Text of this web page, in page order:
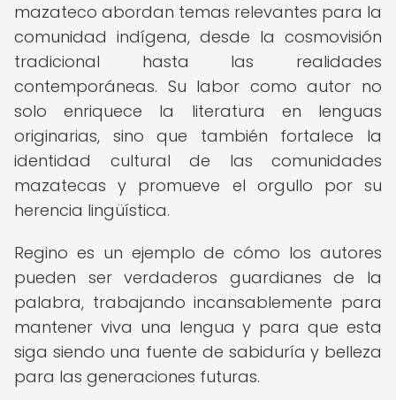
mazateco abordan temas relevantes para la
comunidad indígena, desde la cosmovisión
tradicional hasta las realidades
contemporáneas. Su labor como autor no
solo enriquece la literatura en lenguas
originarias, sino que también fortalece la
identidad cultural de las comunidades
mazatecas y promueve el orgullo por su
herencia lingüística.
Regino es un ejemplo de cómo los autores
pueden ser verdaderos guardianes de la
palabra, trabajando incansablemente para
mantener viva una lengua y para que esta
siga siendo una fuente de sabiduría y belleza
para las generaciones futuras.